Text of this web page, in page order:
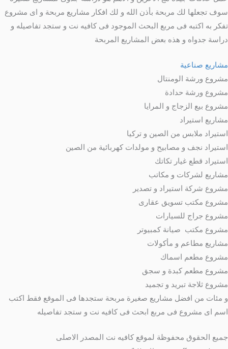
سوف تجعلها لك مربحة بأذن الله و لك افكار مشاريع مربحة و اى مشروع
تفكر به اكتبه فى مربع البحث الموجود فى كافيه نت و ستجد تفاصيله و
دراسة جدواه و هذه بعض المشاريع المربحة
مشاريع صناعية
مشروع ورشة الومنتال
مشروع ورشة حدادة
مشروع بيع الزجاج و المرايا
مشاريع استيراد
استيراد ملابس من الصين و تركيا
استيراد نجف و مصابيح و مولدات كهربائية من الصين
استيراد قطع غيار تكاتك
مشاريع لشركات و مكاتب
مشروع شركة استيراد و تصدير
مشروع مكتب تسويق عقارى
مشروع جراج للسيارات
مشروع مكتب صيانة كمبيوتر
مشاريع مطاعم و مأكولات
مشروع مطعم اسماك
مشروع مطعم كبدة و سجق
مشروع ثلاجة تبريد و تجميد
و مئات من افضل مشاريع صغيرة مربحة ستجدها فى الموقع فقط اكتب
اسم اى مشروع فى مربع ابحث فى كافيه نت و ستجد تفاصيله
جميع الحقوق محفوظة لموقع كافيه نت المصدر الاصلى